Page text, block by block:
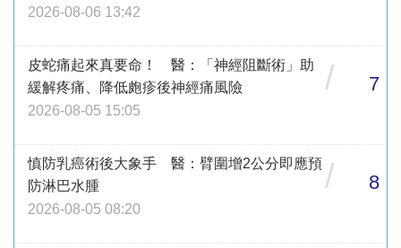
2026-08-06 13:42
皮蛇痛起來真要命！ 醫：「神經阻斷術」助
緩解疼痛、降低皰疹後神經痛風險
2026-08-05 15:05
/ 7
慎防乳癌術後大象手 醫：臂圍增2公分即應預
防淋巴水腫
2026-08-05 08:20
/ 8